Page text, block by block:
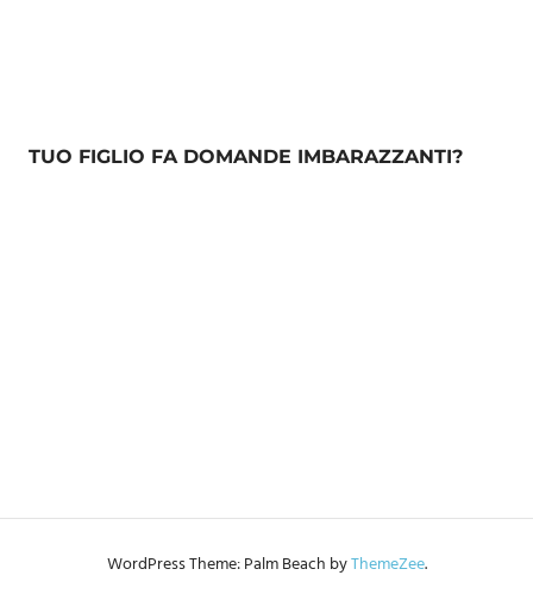
TUO FIGLIO FA DOMANDE IMBARAZZANTI?
WordPress Theme: Palm Beach byThemeZee.